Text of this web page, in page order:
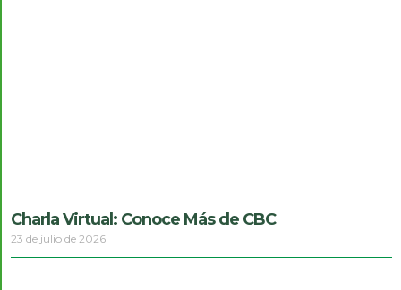
Charla Virtual: Conoce Más de CBC
23 de julio de 2026